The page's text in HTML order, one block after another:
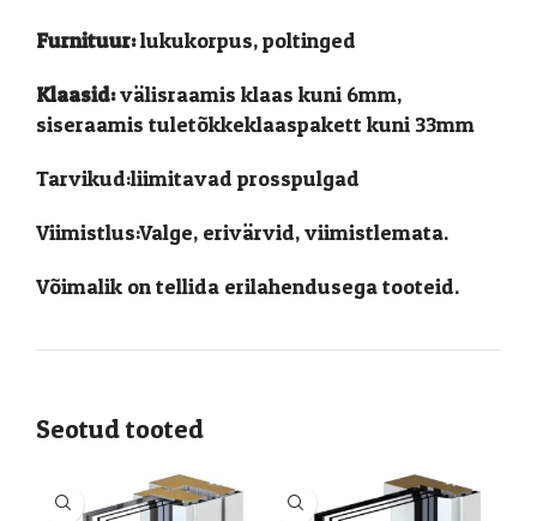
Furnituur:lukukorpus, poltinged
Klaasid:välisraamis klaas kuni 6mm,
siseraamis tuletõkkeklaaspakett kuni 33mm
Tarvikud:liimitavad prosspulgad
Viimistlus:Valge, erivärvid, viimistlemata.
Võimalik on tellida erilahendusega tooteid.
Seotud tooted